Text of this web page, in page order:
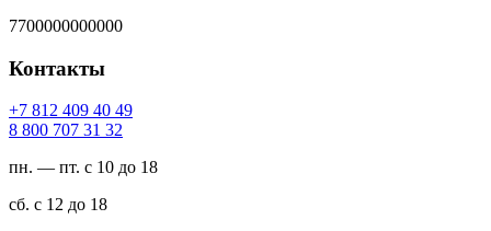
7700000000000
Контакты
94 04 904 218 7+
23 13 707 008 8
пн. — пт. с 10 до 18
сб. с 12 до 18